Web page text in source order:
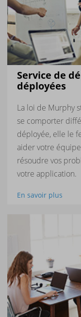
Service de
déployées
La loi de Murphy
se comporter
déployée, elle le
aider votre
résoudre vos
votre application.
En savoir plus